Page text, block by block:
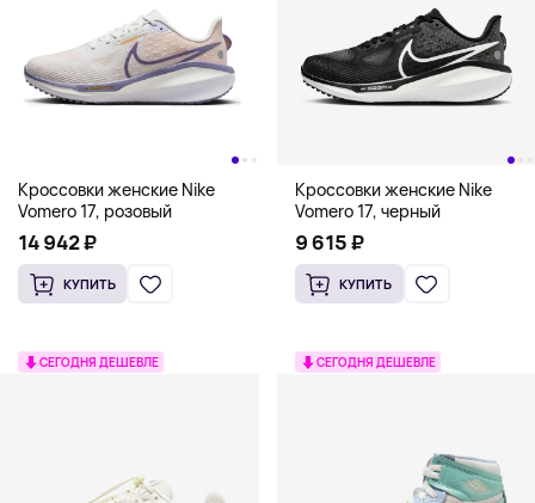
Кроссовки женские Nike
Vomero 17, розовый
14 942 ₽
КУПИТЬ
Кроссовки женские Nike
Vomero 17, черный
9 615 ₽
КУПИТЬ
СЕГОДНЯ ДЕШЕВЛЕ СЕГОДНЯ ДЕШЕВЛЕ